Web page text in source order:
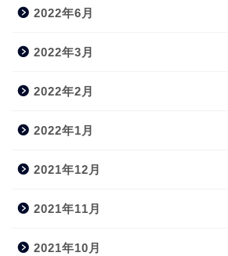
2022年6月
2022年3月
2022年2月
2022年1月
2021年12月
2021年11月
2021年10月